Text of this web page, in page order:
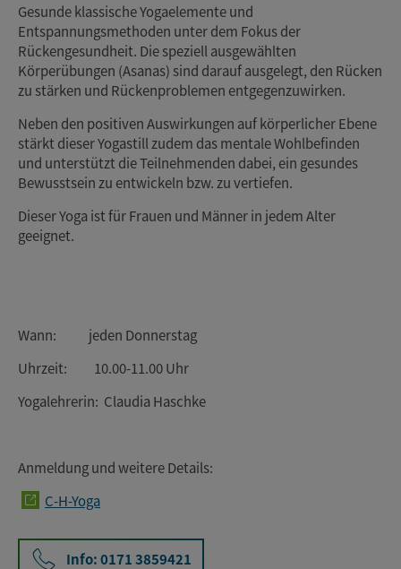
Gesunde klassische Yogaelemente und
Entspannungsmethoden unter dem Fokus der
Rückengesundheit. Die speziell ausgewählten
Körperübungen (Asanas) sind darauf ausgelegt, den Rücken
zu stärken und Rückenproblemen entgegenzuwirken.
Neben den positiven Auswirkungen auf körperlicher Ebene
stärkt dieser Yogastill zudem das mentale Wohlbefinden
und unterstützt die Teilnehmenden dabei, ein gesundes
Bewusstsein zu entwickeln bzw. zu vertiefen.
Dieser Yoga ist für Frauen und Männer in jedem Alter
geeignet.
Wann: jeden Donnerstag
Uhrzeit: 10.00-11.00 Uhr
Yogalehrerin: Claudia Haschke
Anmeldung und weitere Details:
C-H-Yoga
Info: 0171 3859421